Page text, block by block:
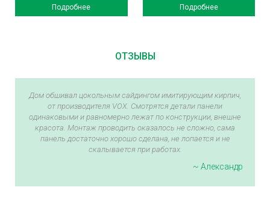
Подробнее Подробнее
ОТЗЫВЫ
Дом обшивал цокольным сайдингом имитирующим кирпич,
от производителя VOX. Смотрятся детали панели
одинаковыми и равномерно лежат по конструкции, внешне
красота. Монтаж проводить оказалось не сложно, сама
панель достаточно хорошо сделана, не лопается и не
скалывается при работах.
~ Александр